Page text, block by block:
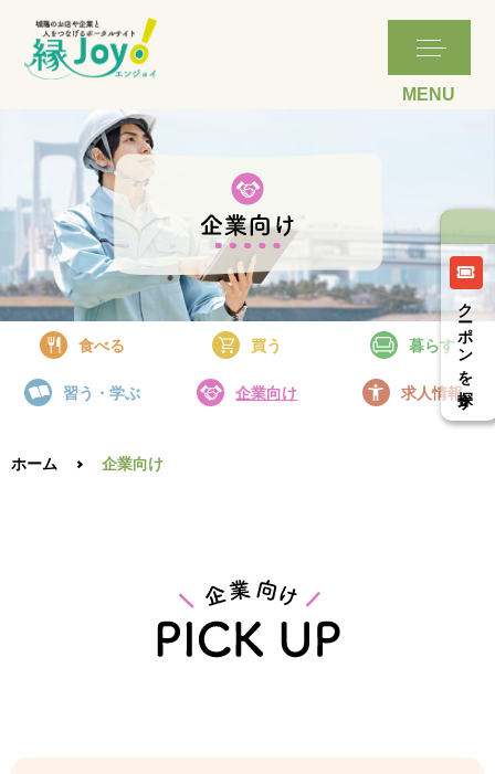
クーポンを探す
食べる 買う 暮らす
習う・学ぶ 企業向け 求人情報
ホーム 企業向け
詳細はこちら